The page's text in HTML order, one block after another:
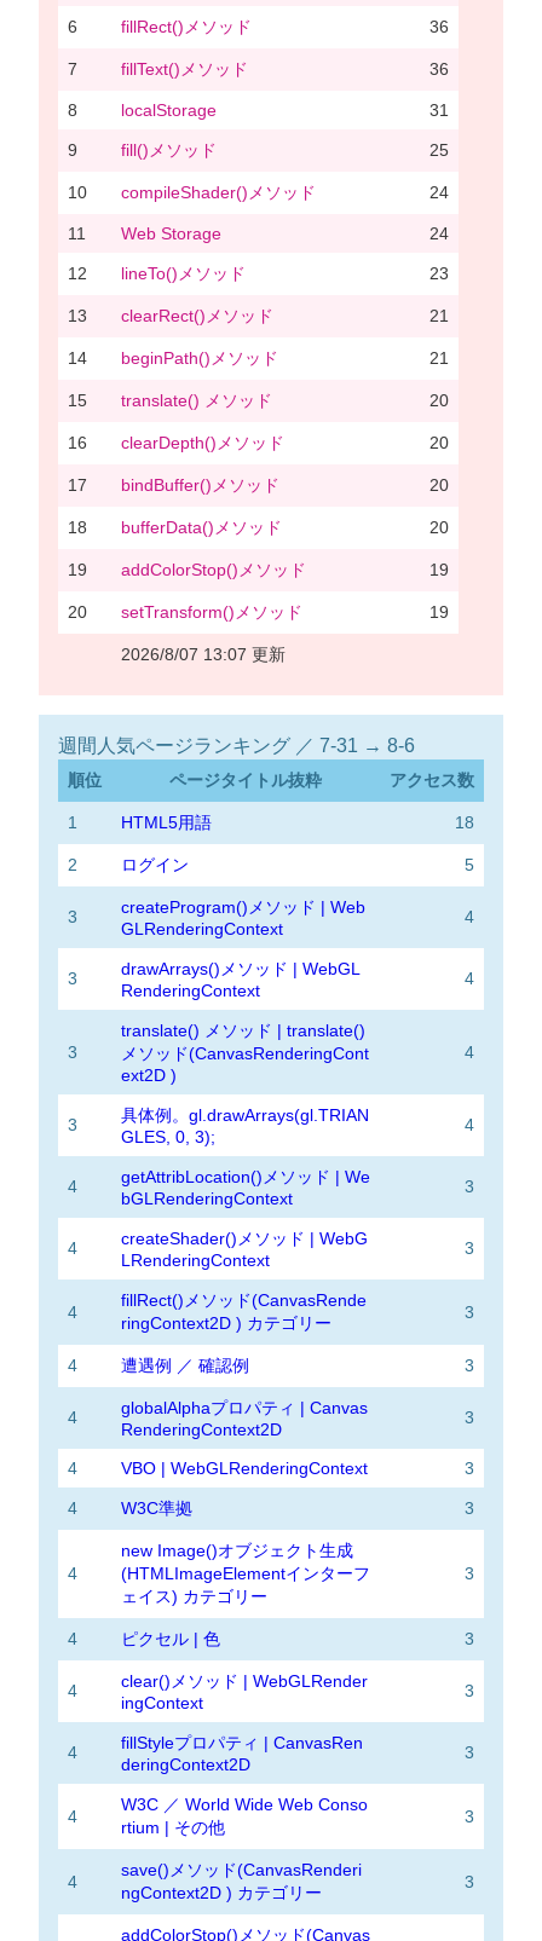
6 fillRect()メソッド 36
7 fillText()メソッド 36
8 localStorage 31
9 fill()メソッド 25
10 compileShader()メソッド 24
11 Web Storage 24
12 lineTo()メソッド 23
13 clearRect()メソッド 21
14 beginPath()メソッド 21
15 translate() メソッド 20
16 clearDepth()メソッド 20
17 bindBuffer()メソッド 20
18 bufferData()メソッド 20
19 addColorStop()メソッド 19
20 setTransform()メソッド 19
2026/8/07 13:07 更新
週間人気ページランキング ／ 7-31 → 8-6
順位 ページタイトル抜粋 アクセス数
1 HTML5用語 18
2 ログイン 5
3
createProgram()メソッド | Web
GLRenderingContext
4
3
drawArrays()メソッド | WebGL
RenderingContext
4
3
translate() メソッド | translate()
メソッド(CanvasRenderingCont
ext2D )
4
3
具体例。gl.drawArrays(gl.TRIAN
GLES, 0, 3);
4
4
getAttribLocation()メソッド | We
bGLRenderingContext
3
4
createShader()メソッド | WebG
LRenderingContext
3
4
fillRect()メソッド(CanvasRende
ringContext2D ) カテゴリー
3
4 遭遇例 ／ 確認例 3
4
globalAlphaプロパティ | Canvas
RenderingContext2D
3
4 VBO | WebGLRenderingContext 3
4 W3C準拠 3
4
new Image()オブジェクト生成
(HTMLImageElementインターフ
ェイス) カテゴリー
3
4 ピクセル | 色 3
4
clear()メソッド | WebGLRender
ingContext
3
4
fillStyleプロパティ | CanvasRen
deringContext2D
3
4
W3C ／ World Wide Web Conso
rtium | その他
3
4
save()メソッド(CanvasRenderi
ngContext2D ) カテゴリー
3
addColorStop()メソッド(Canvas